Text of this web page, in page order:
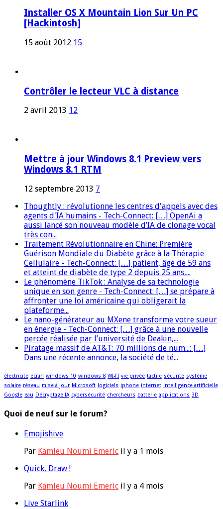
Installer OS X Mountain Lion Sur Un PC
[Hackintosh]
15 août 2012 15
Contrôler le lecteur VLC à distance
2 avril 2013 12
Mettre à jour Windows 8.1 Preview vers
Windows 8.1 RTM
12 septembre 2013 7
Thoughtly : révolutionne les centres d'appels avec des
agents d'IA humains - Tech-Connect: […] OpenAi a
aussi lancé son nouveau modèle d’IA de clonage vocal
très con...
Traitement Révolutionnaire en Chine: Première
Guérison Mondiale du Diabète grâce à la Thérapie
Cellulaire - Tech-Connect: […] patient, âgé de 59 ans
et atteint de diabète de type 2 depuis 25 ans,...
Le phénomène TikTok : Analyse de sa technologie
unique en son genre - Tech-Connect: […] se prépare à
affronter une loi américaine qui obligerait la
plateforme...
Le nano-générateur au MXene transforme votre sueur
en énergie - Tech-Connect: […] grâce à une nouvelle
percée réalisée par l’université de Deakin,...
Piratage massif de AT&T: 70 millions de num...: […]
Dans une récente annonce, la société de té...
électricité écran windows 10 windows 8 WI-FI vie privée tactile sécurité système
solaire réseau mise à jour Microsoft logiciels iphone internet intelligence artificielle
Google eau Décryptage IA cybersécurité chercheurs batterie applications 3D
Quoi de neuf sur le forum?
Emojishive
Par Kamleu Noumi Emeric il y a 1 mois
Quick, Draw !
Par Kamleu Noumi Emeric il y a 4 mois
Live Starlink